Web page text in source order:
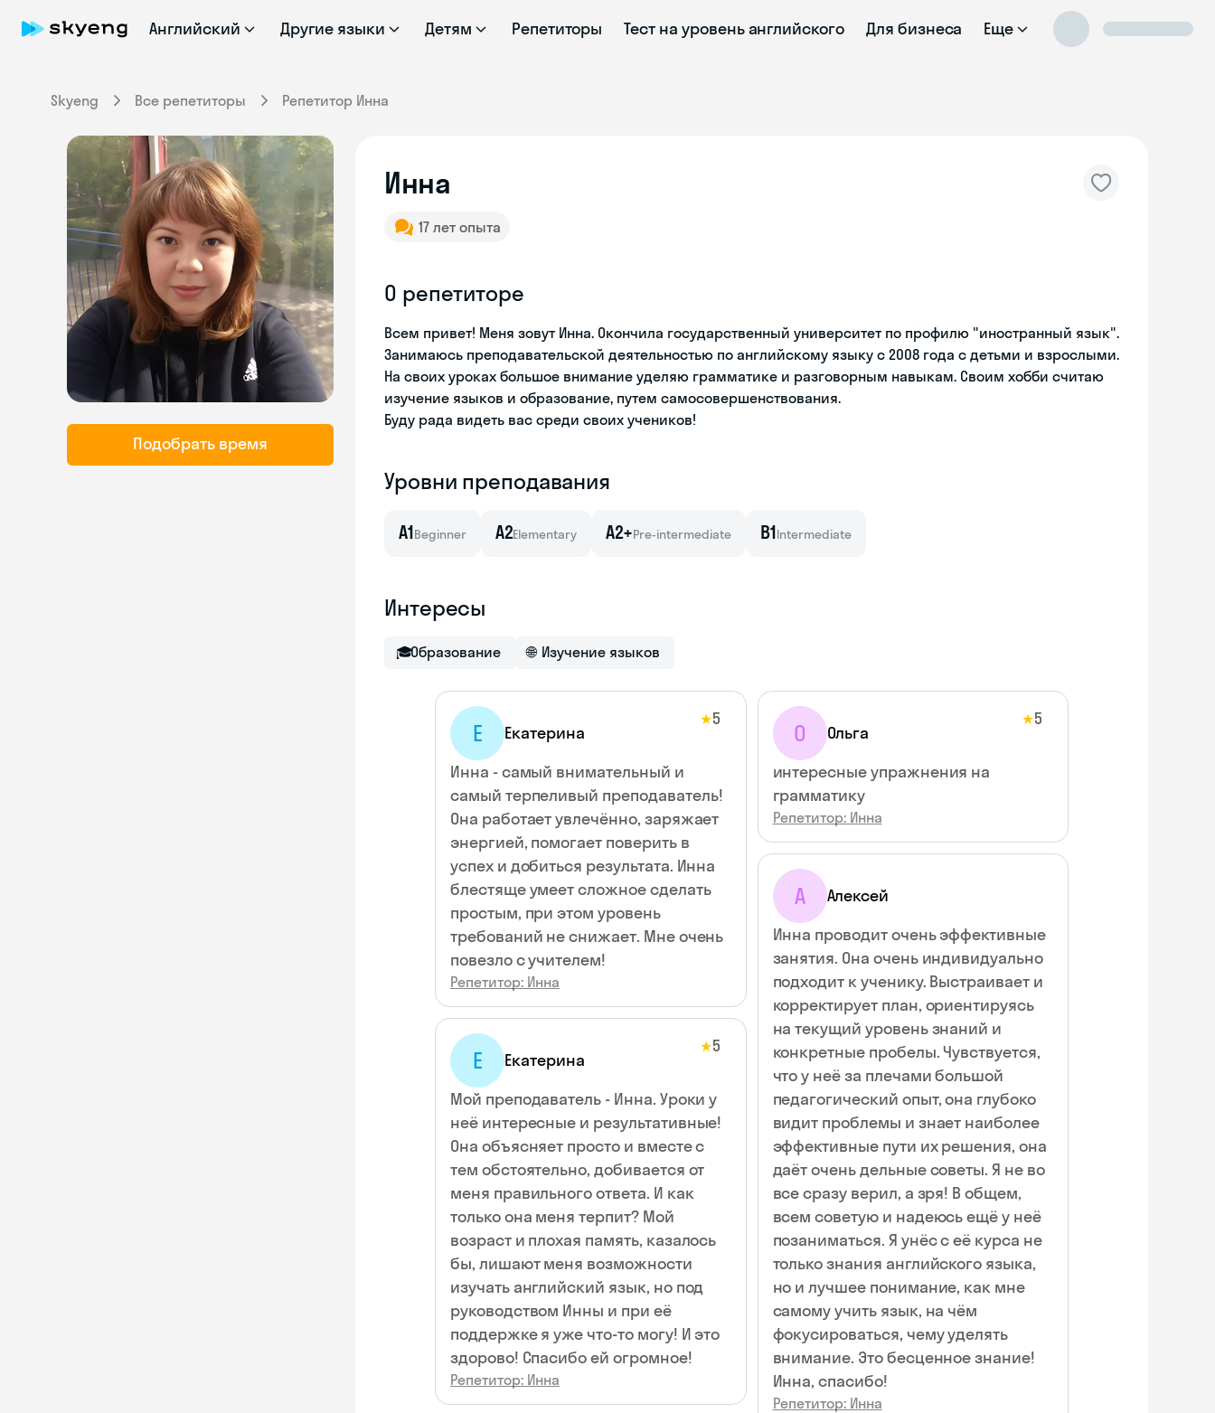
Английский Другие языки Детям Репетиторы Тест на уровень английского Для бизнеса Еще
Skyeng Все репетиторы Репетитор Инна
Подобрать время
Инна
17 лет опыта
О репетиторе
Всем привет! Меня зовут Инна. Окончила государственный университет по профилю "иностранный язык".
Занимаюсь преподавательской деятельностью по английскому языку с 2008 года с детьми и взрослыми.
На своих уроках большое внимание уделяю грамматике и разговорным навыкам. Своим хобби считаю
изучение языков и образование, путем самосовершенствования.
Буду рада видеть вас среди своих учеников!
Уровни преподавания
A1Beginner A2Elementary A2+Pre-intermediate B1Intermediate
Интересы
🎓Образование 🌐 Изучение языков
Е Екатерина
★5
Инна - самый внимательный и
самый терпеливый преподаватель!
Она работает увлечённо, заряжает
энергией, помогает поверить в
успех и добиться результата. Инна
блестяще умеет сложное сделать
простым, при этом уровень
требований не снижает. Мне очень
повезло с учителем!
Репетитор: Инна
Е Екатерина
★5
Мой преподаватель - Инна. Уроки у
неё интересные и результативные!
Она объясняет просто и вместе с
тем обстоятельно, добивается от
меня правильного ответа. И как
только она меня терпит? Мой
возраст и плохая память, казалось
бы, лишают меня возможности
изучать английский язык, но под
руководством Инны и при её
поддержке я уже что-то могу! И это
здорово! Спасибо ей огромное!
Репетитор: Инна
О Ольга
★5
интересные упражнения на
грамматику
Репетитор: Инна
А
Алексей
Инна проводит очень эффективные
занятия. Она очень индивидуально
подходит к ученику. Выстраивает и
корректирует план, ориентируясь
на текущий уровень знаний и
конкретные пробелы. Чувствуется,
что у неё за плечами большой
педагогический опыт, она глубоко
видит проблемы и знает наиболее
эффективные пути их решения, она
даёт очень дельные советы. Я не во
все сразу верил, а зря! В общем,
всем советую и надеюсь ещё у неё
позаниматься. Я унёс с её курса не
только знания английского языка,
но и лучшее понимание, как мне
самому учить язык, на чём
фокусироваться, чему уделять
внимание. Это бесценное знание!
Инна, спасибо!
Репетитор: Инна